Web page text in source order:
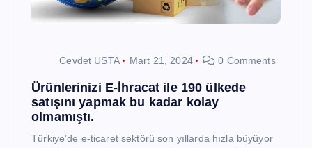
Cevdet USTA Mart 21, 2024 0 Comments
Ürünlerinizi E-İhracat ile 190 ülkede
satışını yapmak bu kadar kolay
olmamıştı.
Türkiye’de e-ticaret sektörü son yıllarda hızla büyüyor